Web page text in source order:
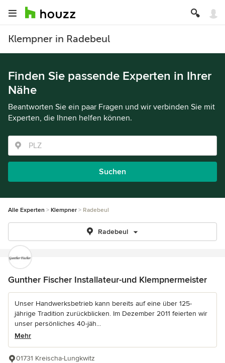
Klempner in Radebeul
Finden Sie passende Experten in Ihrer
Nähe
Beantworten Sie ein paar Fragen und wir verbinden Sie mit
Experten, die Ihnen helfen können.
Suchen
Alle Experten Klempner Radebeul
Radebeul
Gunther Fischer Installateur-und Klempnermeister
Unser Handwerksbetrieb kann bereits auf eine über 125-
jährige Tradition zurückblicken. Im Dezember 2011 feierten wir
unser persönliches 40-jäh...
Mehr
01731 Kreischa-Lungkwitz